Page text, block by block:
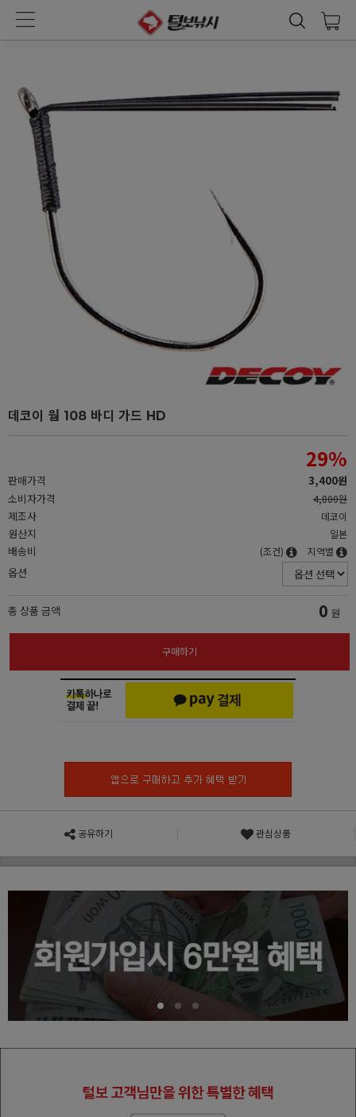
데코이 웜 108 바디 가드 HD
판매가격
29%
3,400원
소비자가격
4,800원
제조사 데코이
원산지 일본
배송비 (조건) 지역별
옵션
총 상품 금액 0 원
구매하기
공유하기 관심상품